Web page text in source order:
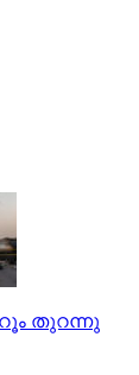
റൂം തുറന്നു